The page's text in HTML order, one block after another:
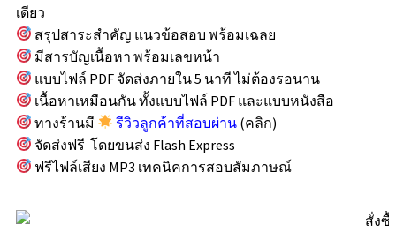
เดียว
สรุปสาระสำคัญ แนวข้อสอบ พร้อมเฉลย
มีสารบัญเนื้อหา พร้อมเลขหน้า
แบบไฟล์ PDF จัดส่งภายใน 5 นาที ไม่ต้องรอนาน
เนื้อหาเหมือนกัน ทั้งแบบไฟล์ PDF และแบบหนังสือ
ทางร้านมี
รีวิวลูกค้าที่สอบผ่าน (คลิก)
จัดส่งฟรี โดยขนส่ง Flash Express
ฟรีไฟล์เสียง MP3 เทคนิคการสอบสัมภาษณ์